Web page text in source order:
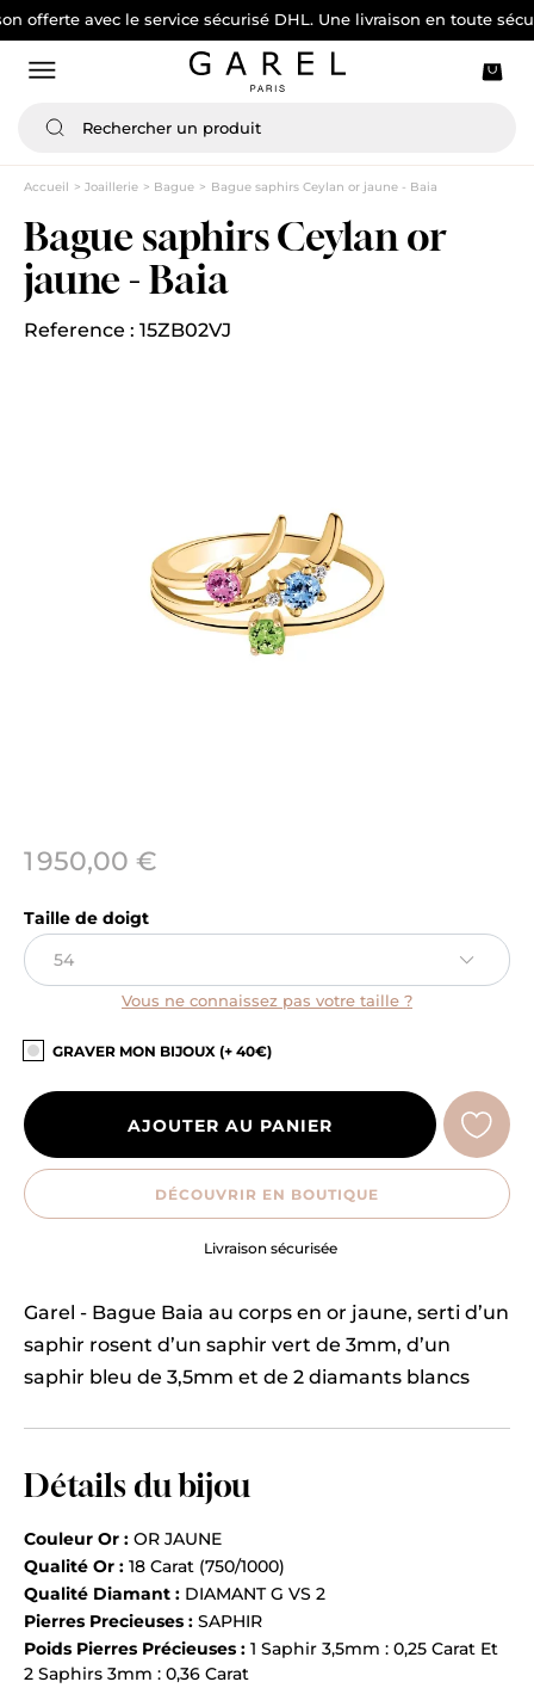
avec le service sécurisé DHL. Une livraison en toute sécurité
Accueil Joaillerie Bague Bague saphirs Ceylan or jaune - Baia
Bague saphirs Ceylan or
jaune - Baia
Reference : 15ZB02VJ
1 950,00 €
Taille de doigt
Vous ne connaissez pas votre taille ?
GRAVER MON BIJOUX (+ 40€)
AJOUTER AU PANIER
DÉCOUVRIR EN BOUTIQUE
Livraison sécurisée
Garel - Bague Baia au corps en or jaune, serti d’un
saphir rosent d’un saphir vert de 3mm, d’un
saphir bleu de 3,5mm et de 2 diamants blancs
Détails du bijou
Couleur Or : OR JAUNE
Qualité Or : 18 Carat (750/1000)
Qualité Diamant : DIAMANT G VS 2
Pierres Precieuses : SAPHIR
Poids Pierres Précieuses : 1 Saphir 3,5mm : 0,25 Carat Et
2 Saphirs 3mm : 0,36 Carat